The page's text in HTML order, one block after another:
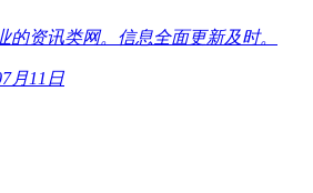
的资讯类网。信息全面更新及时。
月11日